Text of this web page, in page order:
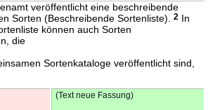
veröffentlicht eine beschreibende
Sorten (Beschreibende Sortenliste).
2In
können auch Sorten
die
Sortenkataloge veröffentlicht sind,
(Text neue Fassung)